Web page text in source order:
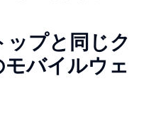
ップと同じク
モバイルウェ